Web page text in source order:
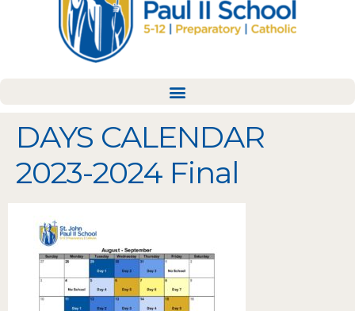
DAYS CALENDAR
2023-2024 Final